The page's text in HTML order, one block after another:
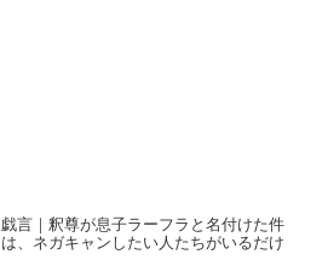
戯言｜釈尊が息子ラーフラと名付けた件
は、ネガキャンしたい人たちがいるだけ